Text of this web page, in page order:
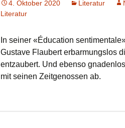
4. Oktober 2020 Literatur
Literatur
In seiner «Éducation
Gustave Flaubert erbarmungslos
entzaubert. Und ebenso
mit seinen Zeitgenossen ab.